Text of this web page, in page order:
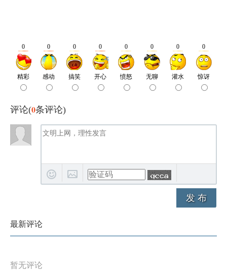
评论(0条评论)
发 布
最新评论
暂无评论